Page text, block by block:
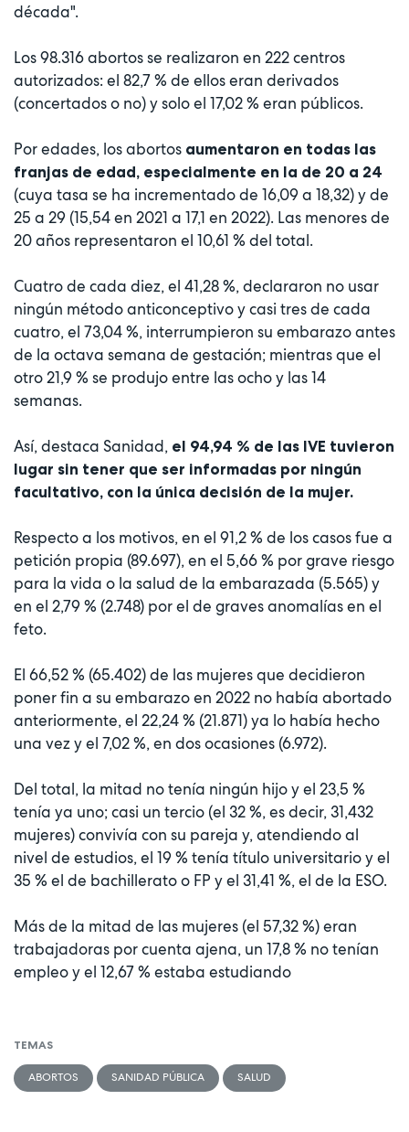
década".
Los 98.316 abortos se realizaron en 222 centros
autorizados: el 82,7 % de ellos eran derivados
(concertados o no) y solo el 17,02 % eran públicos.
Por edades, los abortos aumentaron en todas las
franjas de edad, especialmente en la de 20 a 24
(cuya tasa se ha incrementado de 16,09 a 18,32) y de
25 a 29 (15,54 en 2021 a 17,1 en 2022). Las menores de
20 años representaron el 10,61 % del total.
Cuatro de cada diez, el 41,28 %, declararon no usar
ningún método anticonceptivo y casi tres de cada
cuatro, el 73,04 %, interrumpieron su embarazo antes
de la octava semana de gestación; mientras que el
otro 21,9 % se produjo entre las ocho y las 14
semanas.
Así, destaca Sanidad, el 94,94 % de las IVE tuvieron
lugar sin tener que ser informadas por ningún
facultativo, con la única decisión de la mujer.
Respecto a los motivos, en el 91,2 % de los casos fue a
petición propia (89.697), en el 5,66 % por grave riesgo
para la vida o la salud de la embarazada (5.565) y
en el 2,79 % (2.748) por el de graves anomalías en el
feto.
El 66,52 % (65.402) de las mujeres que decidieron
poner fin a su embarazo en 2022 no había abortado
anteriormente, el 22,24 % (21.871) ya lo había hecho
una vez y el 7,02 %, en dos ocasiones (6.972).
Del total, la mitad no tenía ningún hijo y el 23,5 %
tenía ya uno; casi un tercio (el 32 %, es decir, 31,432
mujeres) convivía con su pareja y, atendiendo al
nivel de estudios, el 19 % tenía título universitario y el
35 % el de bachillerato o FP y el 31,41 %, el de la ESO.
Más de la mitad de las mujeres (el 57,32 %) eran
trabajadoras por cuenta ajena, un 17,8 % no tenían
empleo y el 12,67 % estaba estudiando
TEMAS
ABORTOS SANIDAD PÚBLICA SALUD